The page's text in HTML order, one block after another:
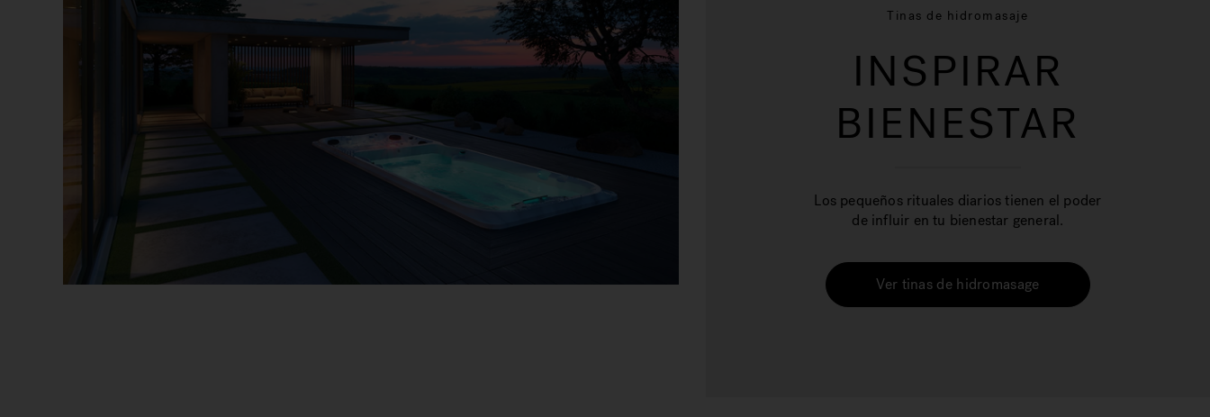
Tinas de hidromasaje
INSPIRAR
BIENESTAR
Los pequeños rituales diarios tienen el poder
de influir en tu bienestar general.
Ver tinas de hidromasage